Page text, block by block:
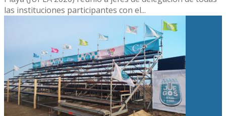
las instituciones participantes con el...